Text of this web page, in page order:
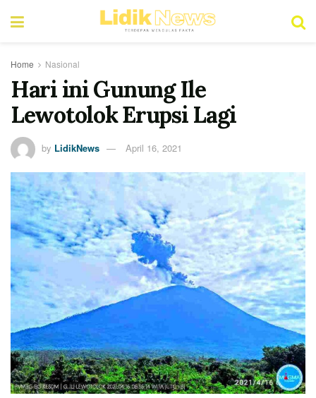
Home Nasional
Hari ini Gunung Ile
Lewotolok Erupsi Lagi
by LidikNews April 16, 2021